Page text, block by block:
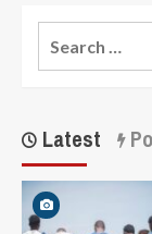
Latest